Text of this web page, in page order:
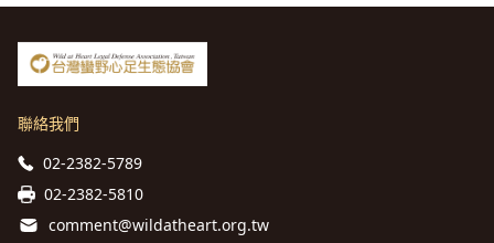
聯絡我們
02-2382-5789
02-2382-5810
comment@wildatheart.org.tw